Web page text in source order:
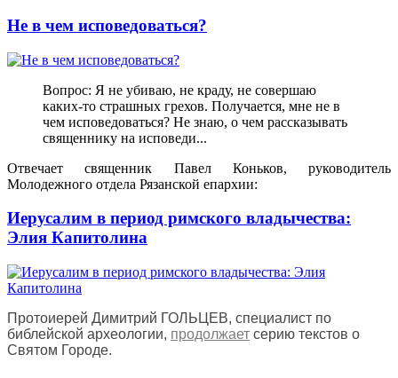
Не в чем исповедоваться?
Вопрос: Я не убиваю, не краду, не совершаю
каких-то страшных грехов. Получается, мне не в
чем исповедоваться? Не знаю, о чем рассказывать
священнику на исповеди...
Отвечает священник Павел Коньков, руководитель
Молодежного отдела Рязанской епархии:
Иерусалим в период римского владычества:
Элия Капитолина
Протоиерей Димитрий ГОЛЬЦЕВ, специалист по
библейской археологии, продолжает серию текстов о
Святом Городе.